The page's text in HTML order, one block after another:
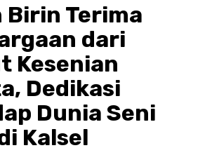
Birin Terima
dari
Kesenian
Dedikasi
Dunia Seni
Kalsel